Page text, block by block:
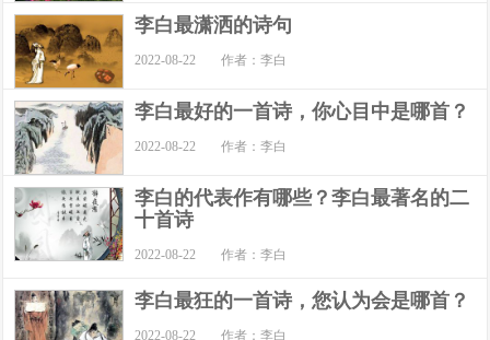
李白最潇洒的诗句
2022-08-22 作者：李白
李白最好的一首诗，你心目中是哪首？
2022-08-22 作者：李白
李白的代表作有哪些？李白最著名的二
十首诗
2022-08-22 作者：李白
李白最狂的一首诗，您认为会是哪首？
2022-08-22 作者：李白